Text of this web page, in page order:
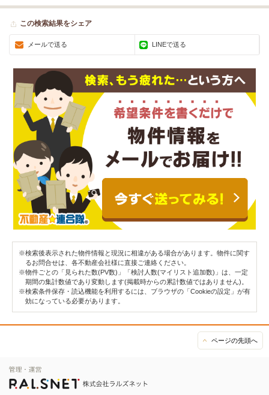
この検索結果をシェア
メールで送る LINEで送る
※検索後表示された物件情報と現況に相違がある場合があります。物件に関す
るお問合せは、各不動産会社様に直接ご連絡ください。
※物件ごとの「見られた数(PV数)」「検討人数(マイリスト追加数)」は、一定
期間の集計数値であり変動します(掲載時からの累計数値ではありません)。
※検索条件保存・読込機能を利用するには、ブラウザの「Cookieの設定」が有
効になっている必要があります。
ページの先頭へ